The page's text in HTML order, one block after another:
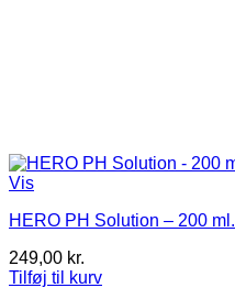
Vis
HERO PH Solution – 200 ml.
249,00 kr.
Tilføj til kurv